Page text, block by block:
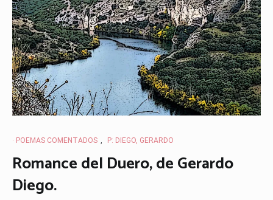
· POEMAS COMENTADOS , P: DIEGO, GERARDO
Romance del Duero, de Gerardo
Diego.